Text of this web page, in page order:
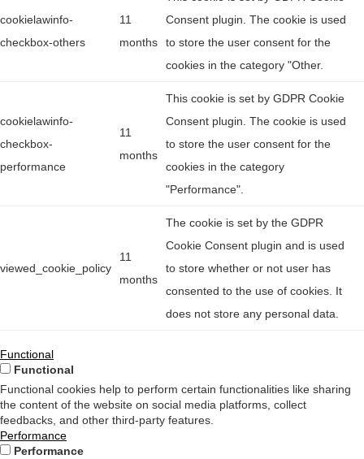
cookielawinfo-
checkbox-others
11
months
Consent plugin. The cookie is used
to store the user consent for the
cookies in the category "Other.
cookielawinfo-
checkbox-
performance
11
months
This cookie is set by GDPR Cookie
Consent plugin. The cookie is used
to store the user consent for the
cookies in the category
"Performance".
viewed_cookie_policy
11
months
The cookie is set by the GDPR
Cookie Consent plugin and is used
to store whether or not user has
consented to the use of cookies. It
does not store any personal data.
Functional
Functional
Functional cookies help to perform certain functionalities like sharing
the content of the website on social media platforms, collect
feedbacks, and other third-party features.
Performance
Performance